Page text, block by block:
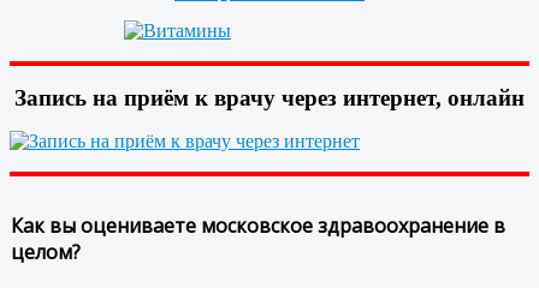
Запись на приём к врачу через интернет, онлайн
Как вы оцениваете московское здравоохранение в
целом?